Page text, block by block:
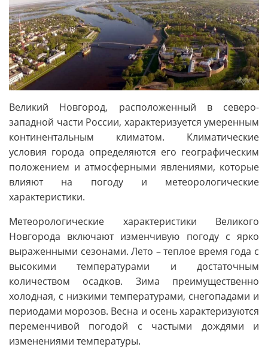
Великий Новгород, расположенный в северо-
западной части России, характеризуется умеренным
континентальным климатом. Климатические
условия города определяются его географическим
положением и атмосферными явлениями, которые
влияют на погоду и метеорологические
характеристики.
Метеорологические характеристики Великого
Новгорода включают изменчивую погоду с ярко
выраженными сезонами. Лето – теплое время года с
высокими температурами и достаточным
количеством осадков. Зима преимущественно
холодная, с низкими температурами, снегопадами и
периодами морозов. Весна и осень характеризуются
переменчивой погодой с частыми дождями и
изменениями температуры.